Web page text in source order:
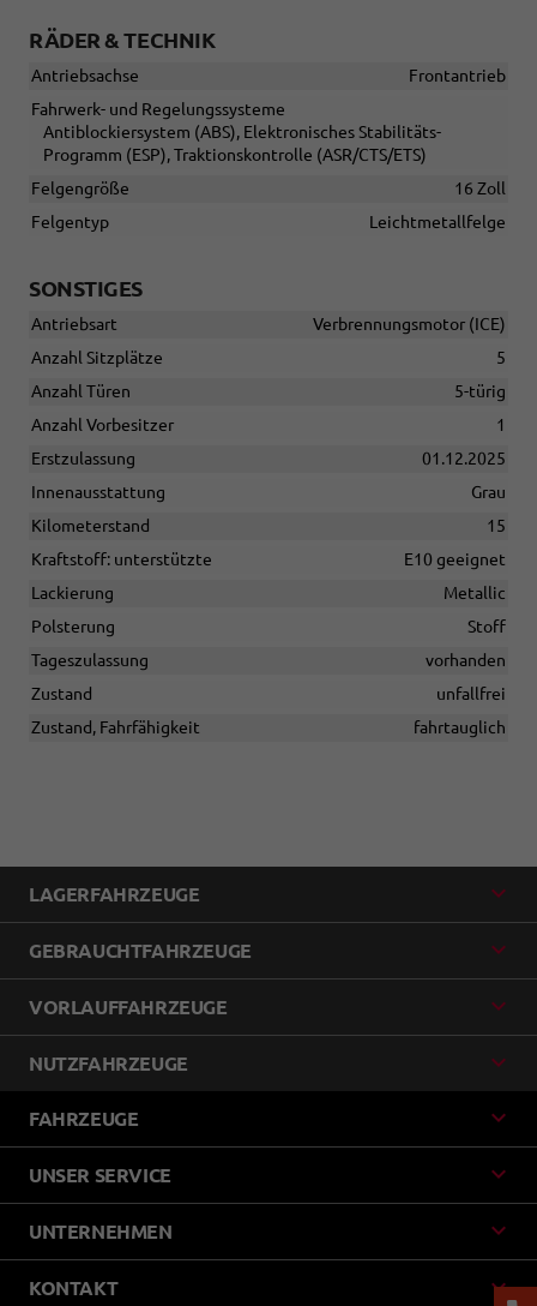
RÄDER & TECHNIK
Antriebsachse
Frontantrieb
Fahrwerk- und Regelungssysteme
Antiblockiersystem (ABS), Elektronisches Stabilitäts-
Programm (ESP), Traktionskontrolle (ASR/CTS/ETS)
Felgengröße
16 Zoll
Felgentyp
Leichtmetallfelge
SONSTIGES
Antriebsart
Verbrennungsmotor (ICE)
Anzahl Sitzplätze
5
Anzahl Türen
5-türig
Anzahl Vorbesitzer
1
Erstzulassung
01.12.2025
Innenausstattung
Grau
Kilometerstand
15
Kraftstoff: unterstützte
E10 geeignet
Lackierung
Metallic
Polsterung
Stoff
Tageszulassung
vorhanden
Zustand
unfallfrei
Zustand, Fahrfähigkeit
fahrtauglich
LAGERFAHRZEUGE
GEBRAUCHTFAHRZEUGE
VORLAUFFAHRZEUGE
NUTZFAHRZEUGE
FAHRZEUGE
UNSER SERVICE
UNTERNEHMEN
KONTAKT